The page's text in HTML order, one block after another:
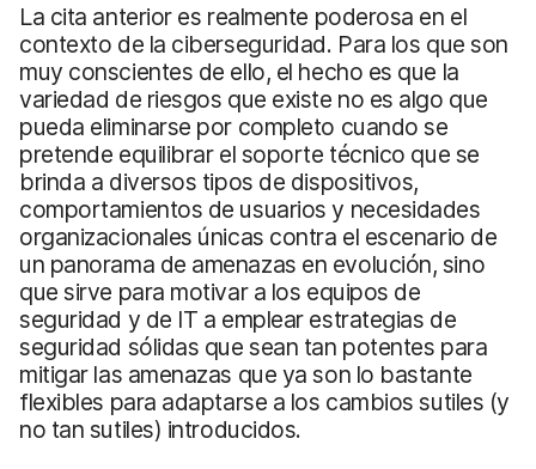
La cita anterior es realmente poderosa en el
contexto de la ciberseguridad. Para los que son
muy conscientes de ello, el hecho es que la
variedad de riesgos que existe no es algo que
pueda eliminarse por completo cuando se
pretende equilibrar el soporte técnico que se
brinda a diversos tipos de dispositivos,
comportamientos de usuarios y necesidades
organizacionales únicas contra el escenario de
un panorama de amenazas en evolución, sino
que sirve para motivar a los equipos de
seguridad y de IT a emplear estrategias de
seguridad sólidas que sean tan potentes para
mitigar las amenazas que ya son lo bastante
flexibles para adaptarse a los cambios sutiles (y
no tan sutiles) introducidos.